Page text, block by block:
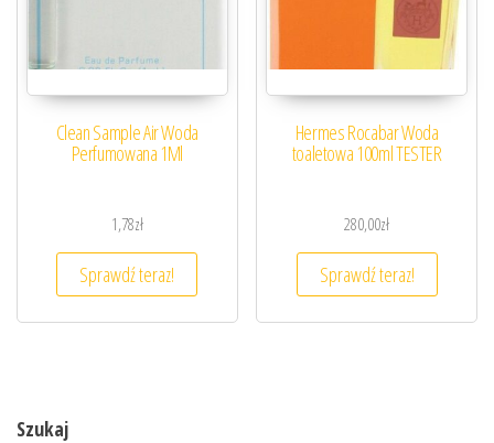
Clean Sample Air Woda
Perfumowana 1Ml
1,78zł
Sprawdź teraz!
Hermes Rocabar Woda
toaletowa 100ml TESTER
280,00zł
Sprawdź teraz!
Szukaj